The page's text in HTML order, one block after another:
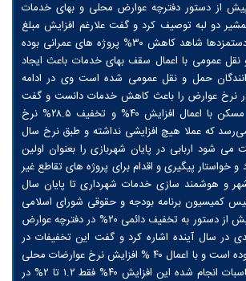
از دستور دفترچه عوارض محلی و بهای خدمات
دو لبه توصیف کرد و گفت علارغم افزایش مبلغ
بودجه و نرخ تورم و دستمزدها شاهد کاهش ۳۰% پروژه های عمرانی بوده
عمومی با اعمال سقف بهای خدمات باعث ایجاد
حمل و نقل عمومی شده است وی در ادامه
در نرخ عوارض را باعث کاهش خدمات دانست و گفت
در محاسباتی ساخت مسکن با اعمال افزایش ۴۰% و تخفیف ۲۸.۵% نرخ
به رشد ۰ % می‌رسد که عملا هیچ افزایشی نداشته و طبق نرخ سال
شود اربابی در پایان شهربازی را بعنوان اولین
و خواستار پیگیری و اقدام برای پروژه های تقاطع غیر
و هوشمند سازی خدمات شهرداری تا پایان سال
کمیسیون برنامه بودجه و حقوقی شورای اسلامی
شهر بجنورد در نطق پیش از دستور به تخفیف دائمی ۲۰% در دفترچه عوارض
در سال آینده اشاره کرد و گفت این تخفیفات در
راستای عدالت محور بوده است و با اعمال ۴۰ % افزایش نرخ عوارضات محلی
در حوزه مسکن با محاسبات انجام شده این افزایش ۴۰% فقط ۱.۲ تا ۲% در